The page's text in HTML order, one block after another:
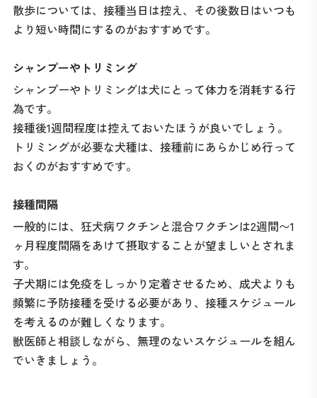
散歩については、接種当日は控え、その後数日はいつも
より短い時間にするのがおすすめです。
シャンプーやトリミング
シャンプーやトリミングは犬にとって体力を消耗する行
為です。
接種後1週間程度は控えておいたほうが良いでしょう。
トリミングが必要な犬種は、接種前にあらかじめ行って
おくのがおすすめです。
接種間隔
一般的には、狂犬病ワクチンと混合ワクチンは2週間〜1
ヶ月程度間隔をあけて摂取することが望ましいとされま
す。
子犬期には免疫をしっかり定着させるため、成犬よりも
頻繁に予防接種を受ける必要があり、接種スケジュール
を考えるのが難しくなります。
獣医師と相談しながら、無理のないスケジュールを組ん
でいきましょう。